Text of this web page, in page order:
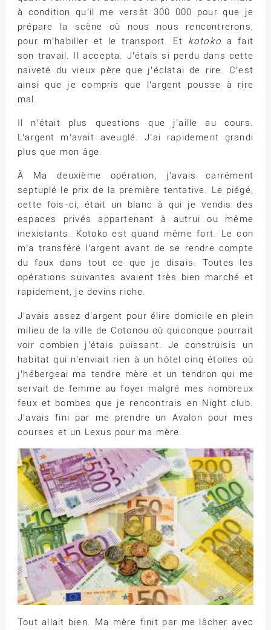
à condition qu’il me versât 300 000 pour que je
prépare la scène où nous nous rencontrerons,
pour m’habiller et le transport. Et kotoko a fait
son travail. Il accepta. J’étais si perdu dans cette
naïveté du vieux père que j’éclatai de rire. C’est
ainsi que je compris que l’argent pousse à rire
mal.
Il n’était plus questions que j’aille au cours.
L’argent m’avait aveuglé. J’ai rapidement grandi
plus que mon âge.
À Ma deuxième opération, j’avais carrément
septuplé le prix de la première tentative. Le piégé,
cette fois-ci, était un blanc à qui je vendis des
espaces privés appartenant à autrui ou même
inexistants. Kotoko est quand même fort. Le con
m’a transféré l’argent avant de se rendre compte
du faux dans tout ce que je disais. Toutes les
opérations suivantes avaient très bien marché et
rapidement, je devins riche.
J’avais assez d’argent pour élire domicile en plein
milieu de la ville de Cotonou où quiconque pourrait
voir combien j’étais puissant. Je construisis un
habitat qui n’enviait rien à un hôtel cinq étoiles où
j’hébergeai ma tendre mère et un tendron qui me
servait de femme au foyer malgré mes nombreux
feux et bombes que je rencontrais en Night club.
J’avais fini par me prendre un Avalon pour mes
courses et un Lexus pour ma mère.
Tout allait bien. Ma mère finit par me lâcher avec